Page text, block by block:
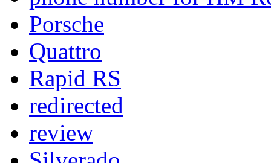
Porsche
Quattro
Rapid RS
redirected
review